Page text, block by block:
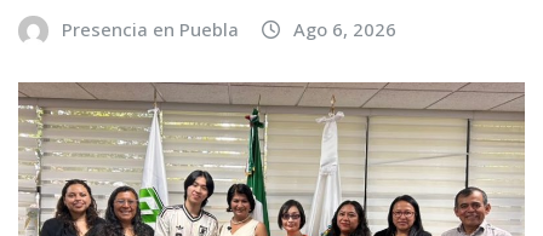
Presencia en Puebla Ago 6, 2026